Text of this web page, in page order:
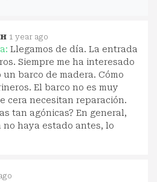
1 year ago
Llegamos de día. La entrada
Siempre me ha interesado
barco de madera. Cómo
El barco no es muy
cera necesitan reparación.
tan agónicas? En general,
no haya estado antes, lo